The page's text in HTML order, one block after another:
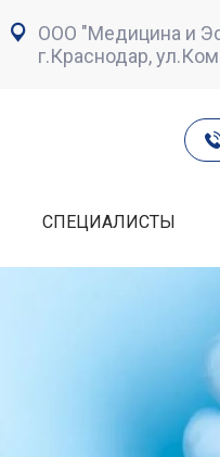
ООО "Медицина и
г.Краснодар,
СПЕЦИАЛИСТЫ